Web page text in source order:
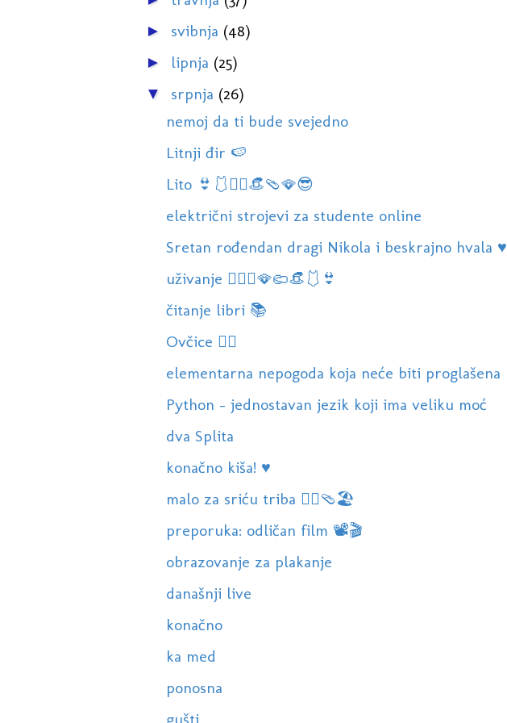
► svibnja (48)
► lipnja (25)
▼ srpnja (26)
nemoj da ti bude svejedno
Litnji đir 🍉
Lito 👙🩱🏊‍♀️👒🩴🪭😎
električni strojevi za studente online
Sretan rođendan dragi Nikola i beskrajno hvala ♥️
uživanje 🏊‍♀️😎🪭🩴👒🩱👙
čitanje libri 📚
Ovčice 🏊‍♀️
elementarna nepogoda koja neće biti proglašena
Python - jednostavan jezik koji ima veliku moć
dva Splita
konačno kiša! ♥️
malo za sriću triba 🏊‍♀️🩴🏖
preporuka: odličan film 📽🎬
obrazovanje za plakanje
današnji live
konačno
ka med
ponosna